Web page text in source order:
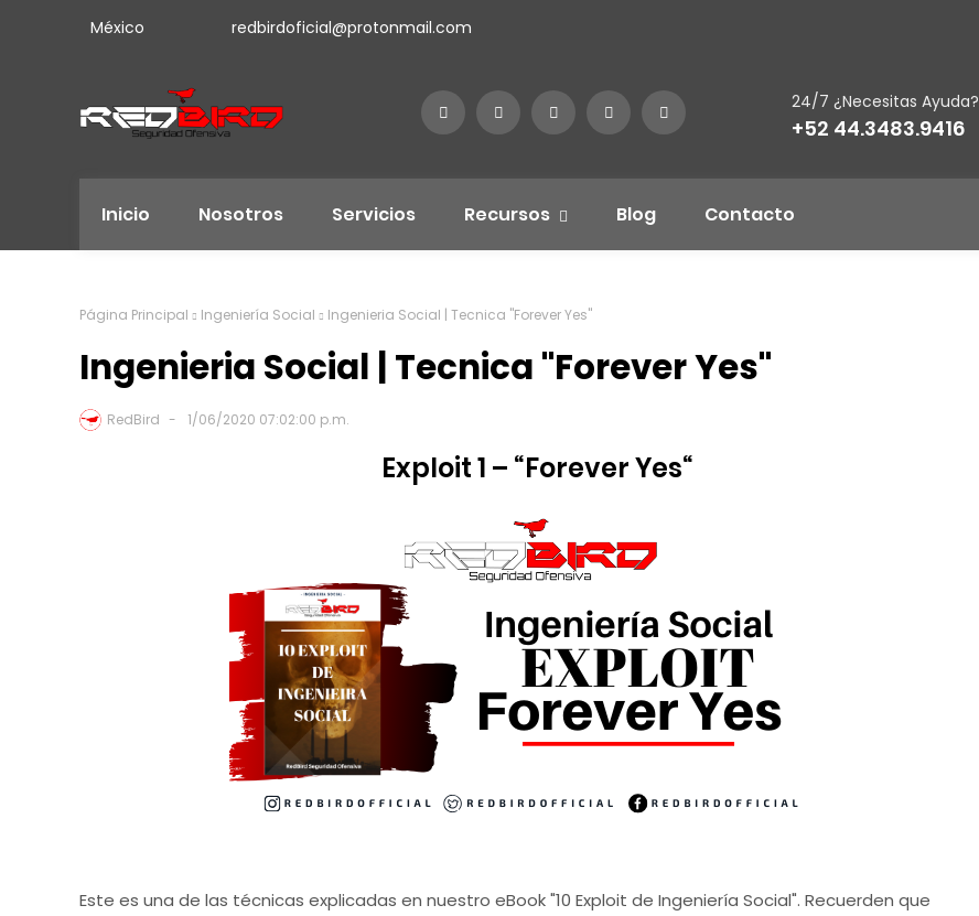
México redbirdoficial@protonmail.com
24/7 ¿Necesitas Ayuda?
+52 44.3483.9416
Inicio Nosotros Servicios Recursos Blog Contacto
Página Principal Ingeniería Social Ingenieria Social | Tecnica "Forever Yes"
Ingenieria Social | Tecnica "Forever Yes"
RedBird 1/06/2020 07:02:00 p.m.
Exploit 1 – “Forever Yes“
Este es una de las técnicas explicadas en nuestro eBook "10 Exploit de Ingeniería Social". Recuerden que